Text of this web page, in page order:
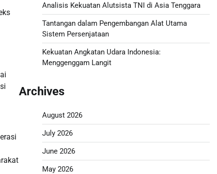
Analisis Kekuatan Alutsista TNI di Asia Tenggara
Tantangan dalam Pengembangan Alat Utama
Sistem Persenjataan
Kekuatan Angkatan Udara Indonesia:
Menggenggam Langit
Archives
August 2026
July 2026
June 2026
May 2026